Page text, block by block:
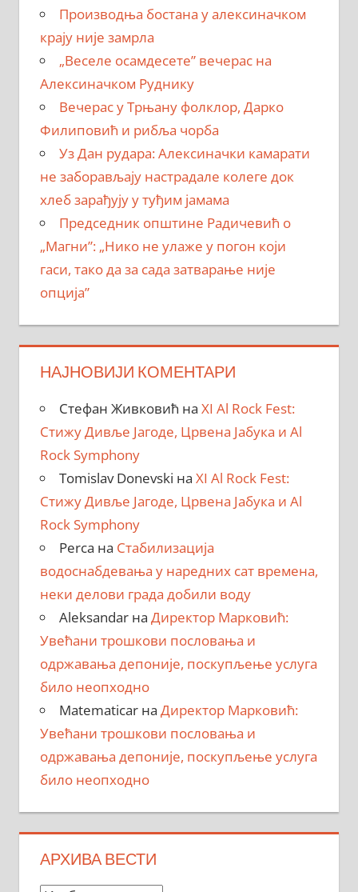
Производња бостана у алексиначком
крају није замрла
„Веселе осамдесете” вечерас на
Алексиначком Руднику
Вечерас у Трњану фолклор, Дарко
Филиповић и рибља чорба
Уз Дан рудара: Алексиначки камарати
не заборављају настрадале колеге док
хлеб зарађују у туђим јамама
Председник општине Радичевић о
„Магни”: „Нико не улаже у погон који
гаси, тако да за сада затварање није
опција”
НАЈНОВИЈИ КОМЕНТАРИ
Стефан Живковић на XI Al Rock Fest:
Стижу Дивље Јагоде, Црвена Јабука и Al
Rock Symphony
Tomislav Donevski на XI Al Rock Fest:
Стижу Дивље Јагоде, Црвена Јабука и Al
Rock Symphony
Perca на Стабилизација
водоснабдевања у наредних сат времена,
неки делови града добили воду
Aleksandarна Директор Марковић:
Увећани трошкови пословања и
одржавања депоније, поскупљење услуга
било неопходно
Matematicarна Директор Марковић:
Увећани трошкови пословања и
одржавања депоније, поскупљење услуга
било неопходно
АРХИВА ВЕСТИ